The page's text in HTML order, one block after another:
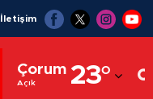
İletişim
Çorum
Açık 23°
Adıyaman